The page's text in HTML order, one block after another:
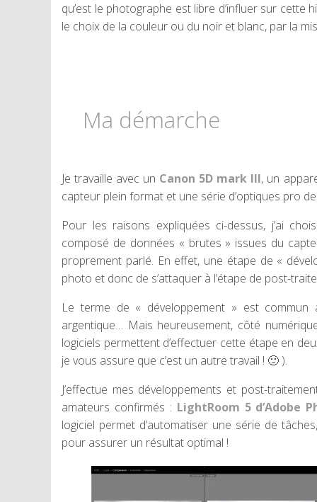
qu’est le photographe est libre d’influer sur
le choix de la couleur ou du noir et blanc, par la
Ma démarche
Je travaille avec un Canon 5D mark III, un
capteur plein format et une série d’optiques pro
Pour les raisons expliquées ci-dessus, j’ai
composé de données « brutes » issues du
proprement parlé. En effet, une étape de «
photo et donc de s’attaquer à l’étape de post-
Le terme de « développement » est
argentique… Mais heureusement, côté
logiciels permettent d’effectuer cette étape en
je vous assure que c’est un autre travail ! 🙂 ).
J’effectue mes développements et post-
amateurs confirmés : LightRoom 5 d’Adobe
logiciel permet d’automatiser une série de
pour assurer un résultat optimal !